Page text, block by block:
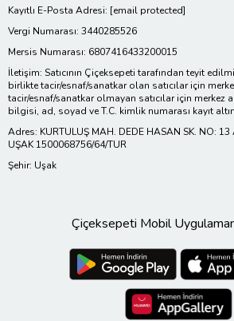
Kayıtlı E-Posta Adresi: [email protected]
Vergi Numarası: 3440285526
Mersis Numarası: 6807416433200015
İletişim: Satıcının Çiçeksepeti tarafından teyit
birlikte tacir/esnaf/sanatkar olan satıcılar için
tacir/esnaf/sanatkar olmayan satıcılar için
bilgisi, ad, soyad ve T.C. kimlik numarası kayıt
Adres: KURTULUŞ MAH. DEDE HASAN SK. NO: 13
UŞAK 1500068756/64/TUR
Şehir: Uşak
Çiçeksepeti Mobil